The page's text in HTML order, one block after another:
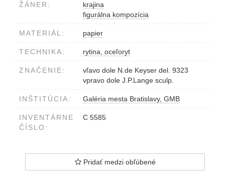
ŽÁNER:
krajina
figurálna kompozícia
MATERIÁL: papier
TECHNIKA: rytina, oceľoryt
ZNAČENIE:
vľavo dole N.de Keyser del. 9323
vpravo dole J.P.Lange sculp.
INŠTITÚCIA: Galéria mesta Bratislavy, GMB
INVENTÁRNE
ČÍSLO:
C 5585
Pridať medzi obľúbené